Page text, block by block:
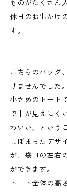
ものがたくさん
休日のお出かけ
す。
こちらのバッグ
けませんでした。
小さめのトート
で中が見えにく
わいい、という
しぼまったデザ
が、袋口の左右
ができます。
トート全体の高